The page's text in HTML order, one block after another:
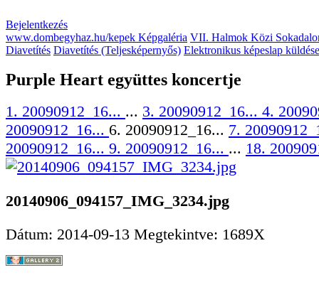
Bejelentkezés
www.dombegyhaz.hu/kepek Képgaléria VII. Halmok Közi
Diavetítés Diavetítés (Teljesképernyős) Elektronikus képeslap
Purple Heart együttes koncertje
1. 20090912_16... ... 3. 20090912_16... 4.
20090912_16... 6. 20090912_16... 7.
20090912_16... 9. 20090912_16... ... 18.
20140906_094157_IMG_3234.jpg
Dátum: 2014-09-13 Megtekintve: 1689X